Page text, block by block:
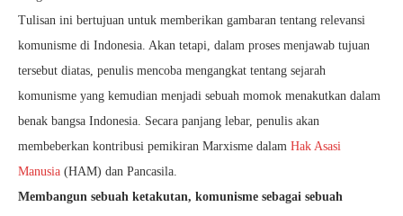
Tulisan ini bertujuan untuk memberikan gambaran tentang relevansi
komunisme di Indonesia. Akan tetapi, dalam proses menjawab tujuan
tersebut diatas, penulis mencoba mengangkat tentang sejarah
komunisme yang kemudian menjadi sebuah momok menakutkan dalam
benak bangsa Indonesia. Secara panjang lebar, penulis akan
membeberkan kontribusi pemikiran Marxisme dalam Hak Asasi
Manusia (HAM) dan Pancasila.
Membangun sebuah ketakutan, komunisme sebagai sebuah